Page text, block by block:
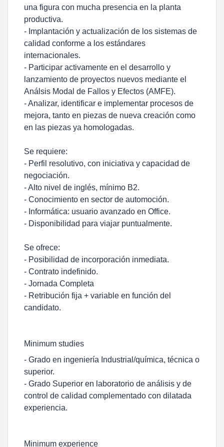
una figura con mucha presencia en la planta
productiva.
- Implantación y actualización de los sistemas de
calidad conforme a los estándares
internacionales.
- Participar activamente en el desarrollo y
lanzamiento de proyectos nuevos mediante el
Análsis Modal de Fallos y Efectos (AMFE).
- Analizar, identificar e implementar procesos de
mejora, tanto en piezas de nueva creación como
en las piezas ya homologadas.
Se requiere:
- Perfil resolutivo, con iniciativa y capacidad de
negociación.
- Alto nivel de inglés, mínimo B2.
- Conocimiento en sector de automoción.
- Informática: usuario avanzado en Office.
- Disponibilidad para viajar puntualmente.
Se ofrece:
- Posibilidad de incorporación inmediata.
- Contrato indefinido.
- Jornada Completa
- Retribución fija + variable en función del
candidato.
Minimum studies
- Grado en ingeniería Industrial/química, técnica o
superior.
- Grado Superior en laboratorio de análisis y de
control de calidad complementado con dilatada
experiencia.
Minimum experience